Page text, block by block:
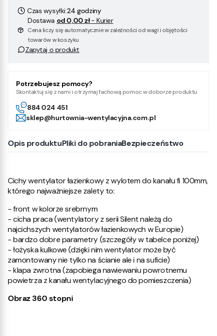
Czas wysyłki:24 godziny
Dostawa od 0,00 zł- Kurier
Cena liczy się automatycznie w zależności od wagi i objętości
towarów w koszyku
Zapytaj o produkt
Potrzebujesz pomocy?
Skontaktuj się z nami i otrzymaj fachową pomoc w doborze produktu
884 024 451
sklep@hurtownia-wentylacyjna.com.pl
Opis produktuPliki do pobraniaBezpieczeństwo
Cichy wentylator łazienkowy z wylotem do kanału fi 100mm,
którego najważniejsze zalety to:
- front w kolorze srebrnym
- cicha praca (wentylatory z serii Silent należą do
najcichszych wentylatorów łazienkowych w Europie)
- bardzo dobre parametry (szczegóły w tabelce poniżej)
- łożyska kulkowe (dzięki nim wentylator może być
zamontowany nie tylko na ścianie ale i na suficie)
- klapa zwrotna (zapobiega nawiewaniu powrotnemu
powietrza z kanału wentylacyjnego do pomieszczenia)
Obraz 360 stopni